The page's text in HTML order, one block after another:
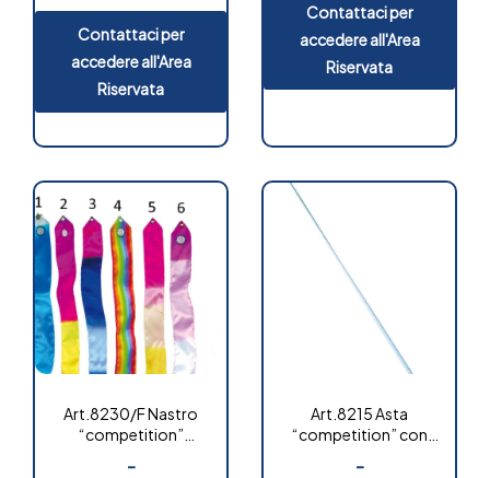
Contattaci per
accedere all'Area
Riservata
Contattaci per
accedere all'Area
Riservata
Art.8230/F Nastro
“competition”
-
Art.8215 Asta
“competition” con
-